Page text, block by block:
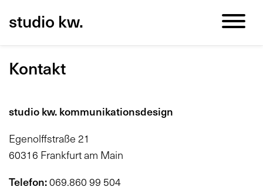
Inhalt
springen
Einstellungen
Kopfbereich
studio kw.
Kontakt
studio kw. kommunikationsdesign
Egenolffstraße 21
60316 Frankfurt am Main
Telefon:069.860 99 504